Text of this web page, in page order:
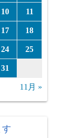
10 11
17 18
24 25
31
11月 »